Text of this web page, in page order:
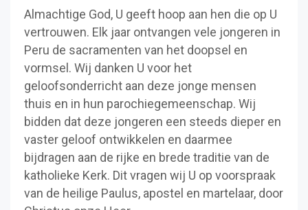
Almachtige God, U geeft hoop aan hen die op U
vertrouwen. Elk jaar ontvangen vele jongeren in
Peru de sacramenten van het doopsel en
vormsel. Wij danken U voor het
geloofsonderricht aan deze jonge mensen
thuis en in hun parochiegemeenschap. Wij
bidden dat deze jongeren een steeds dieper en
vaster geloof ontwikkelen en daarmee
bijdragen aan de rijke en brede traditie van de
katholieke Kerk. Dit vragen wij U op voorspraak
van de heilige Paulus, apostel en martelaar, door